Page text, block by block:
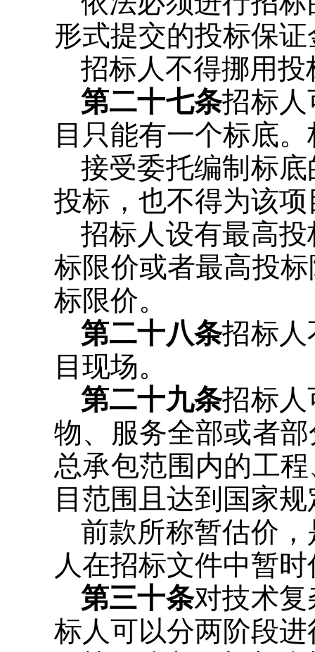
形式提交的投标保
招标人不得挪用投
第二十七条招标
目只能有一个标底
接受委托编制标
投标，也不得为该
招标人设有最高
标限价或者最高投
标限价。
第二十八条招标
目现场。
第二十九条招标
物、服务全部或者
总承包范围内的工
目范围且达到国家
前款所称暂估价
人在招标文件中暂
第三十条对技术
标人可以分两阶段